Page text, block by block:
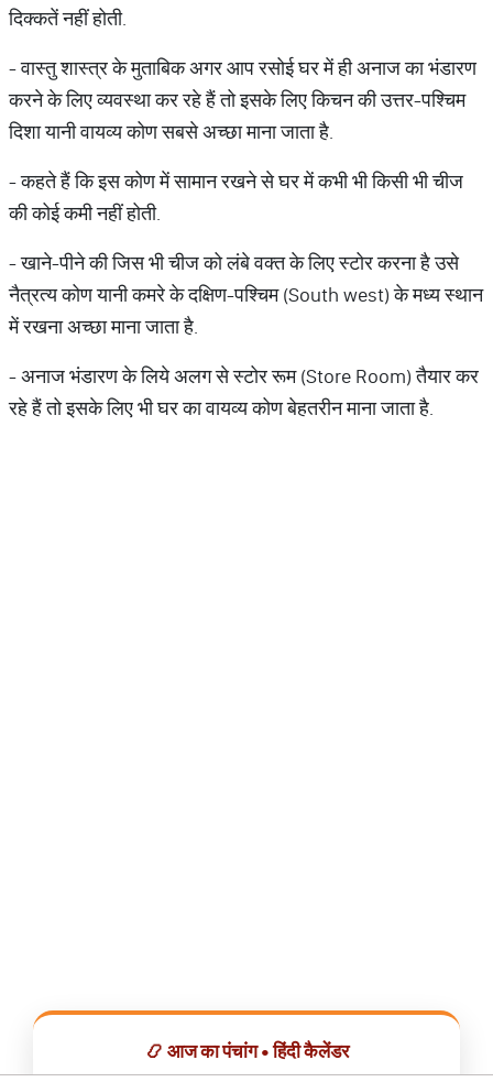
दिक्कतें नहीं होती.
- वास्तु शास्त्र के मुताबिक अगर आप रसोई घर में ही अनाज का भंडारण
करने के लिए व्यवस्था कर रहे हैं तो इसके लिए किचन की उत्तर-पश्चिम
दिशा यानी वायव्य कोण सबसे अच्छा माना जाता है.
- कहते हैं कि इस कोण में सामान रखने से घर में कभी भी किसी भी चीज
की कोई कमी नहीं होती.
- खाने-पीने की जिस भी चीज को लंबे वक्त के लिए स्टोर करना है उसे
नैत्रत्य कोण यानी कमरे के दक्षिण-पश्चिम (South west) के मध्य स्थान
में रखना अच्छा माना जाता है.
- अनाज भंडारण के लिये अलग से स्‍टोर रूम (Store Room) तैयार कर
रहे हैं तो इसके लिए भी घर का वायव्य कोण बेहतरीन माना जाता है.
📿 आज का पंचांग • हिंदी कैलेंडर